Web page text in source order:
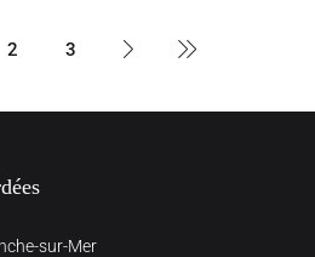
2 3
sur-Mer